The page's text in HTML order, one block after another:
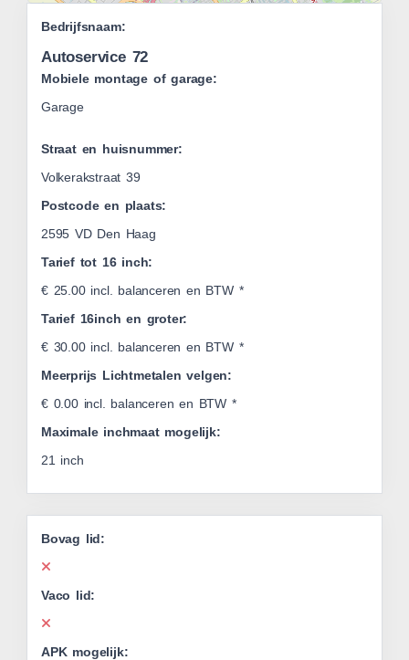
Bedrijfsnaam:
Autoservice 72
Mobiele montage of garage:
Garage
Straat en huisnummer:
Volkerakstraat 39
Postcode en plaats:
2595 VD Den Haag
Tarief tot 16 inch:
€ 25.00 incl. balanceren en BTW *
Tarief 16inch en groter:
€ 30.00 incl. balanceren en BTW *
Meerprijs Lichtmetalen velgen:
€ 0.00 incl. balanceren en BTW *
Maximale inchmaat mogelijk:
21 inch
Bovag lid:
Vaco lid:
APK mogelijk: